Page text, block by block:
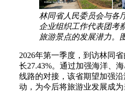
林同省人民委员会与各
企业组织工作代表团考
旅游景点的发展潜力。
2026年第一季度，到访林同
长27.43%。通过加强海洋、
线路的对接，该省期望加强
动，为今后将旅游业发展成